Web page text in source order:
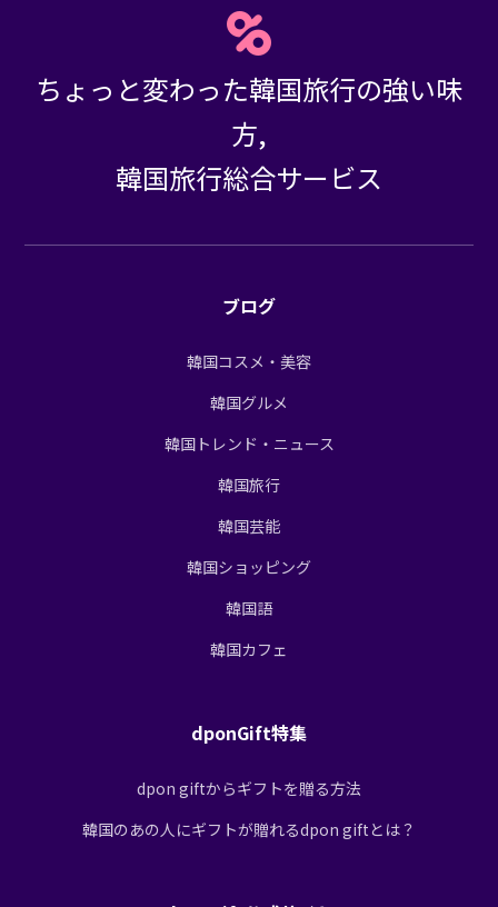
ちょっと変わった韓国旅行の強い味
方,
韓国旅行総合サービス
ブログ
韓国コスメ・美容
韓国グルメ
韓国トレンド・ニュース
韓国旅行
韓国芸能
韓国ショッピング
韓国語
韓国カフェ
dponGift特集
dpon giftからギフトを贈る方法
韓国のあの人にギフトが贈れるdpon giftとは？